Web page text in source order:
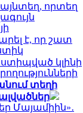
որտեղ
է, որ շատ
կլինի
տեղի
Մայամիին»․